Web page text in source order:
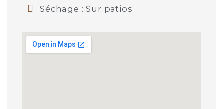
Séchage : Sur patios